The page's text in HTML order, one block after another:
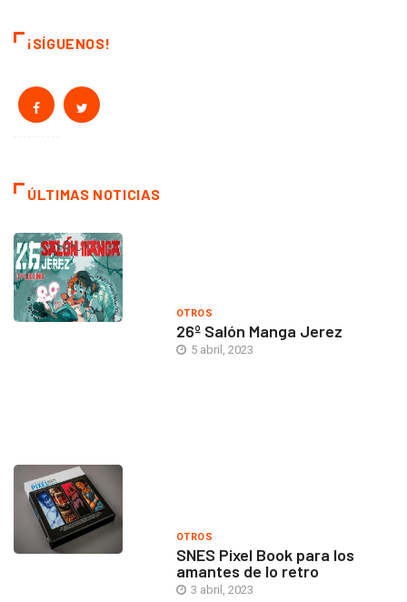
¡SÍGUENOS!
ÚLTIMAS NOTICIAS
OTROS
26º Salón Manga Jerez
5 abril, 2023
OTROS
SNES Pixel Book para los
amantes de lo retro
3 abril, 2023